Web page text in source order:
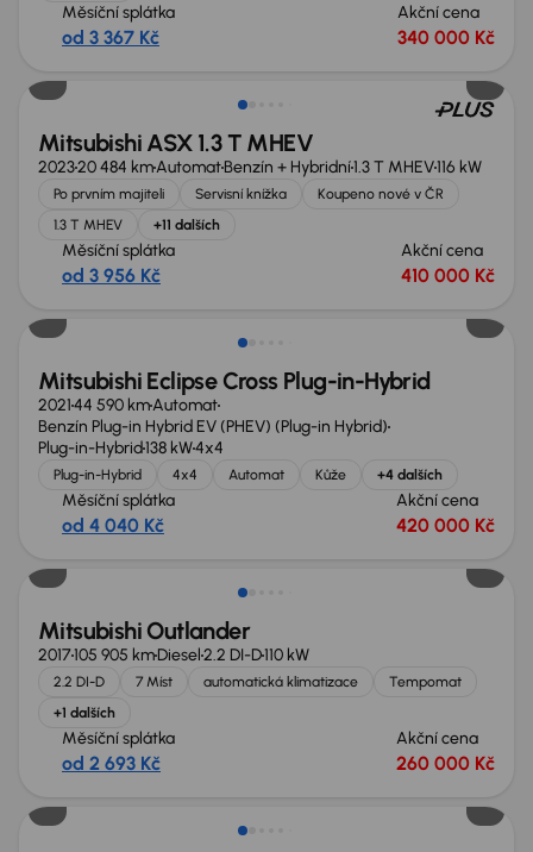
Měsíční splátka
od 3 367 Kč
Akční cena
340 000 Kč
Nově v nabídce
Mitsubishi ASX 1.3 T MHEV
202320 484 kmAutomatBenzín + Hybridní1.3 T MHEV116 kW
Po prvním majiteli Servisní knížka
Koupeno nové v ČR
1.3 T MHEV
+11 dalších
Měsíční splátka
od 3 956 Kč
Akční cena
410 000 Kč
Zlevněno o 20 000 Kč
Mitsubishi Eclipse Cross Plug-in-Hybrid
202144 590 kmAutomat
Benzín Plug-in Hybrid EV (PHEV) (Plug-in Hybrid)
Plug-in-Hybrid138 kW4x4
Plug-in-Hybrid 4x4 Automat Kůže +4 dalších
Měsíční splátka
od 4 040 Kč
Akční cena
420 000 Kč
Zlevněno o 20 000 Kč
Mitsubishi Outlander
2017105 905 kmDiesel2.2 DI-D110 kW
2.2 DI-D 7 Míst automatická klimatizace
Tempomat
+1 dalších
Měsíční splátka
od 2 693 Kč
Akční cena
260 000 Kč